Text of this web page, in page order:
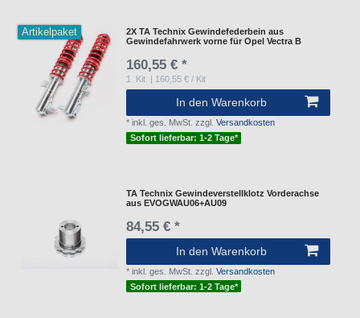
Artikelpaket
2X TA Technix Gewindefederbein aus
Gewindefahrwerk vorne für Opel Vectra B
160,55 € *
1 Kit | 160,55 € / Kit
In den Warenkorb
*inkl. ges. MwSt. zzgl.Versandkosten
Sofort lieferbar: 1-2 Tage*
TA Technix Gewindeverstellklotz Vorderachse
aus EVOGWAU06+AU09
84,55 € *
In den Warenkorb
*inkl. ges. MwSt. zzgl.Versandkosten
Sofort lieferbar: 1-2 Tage*